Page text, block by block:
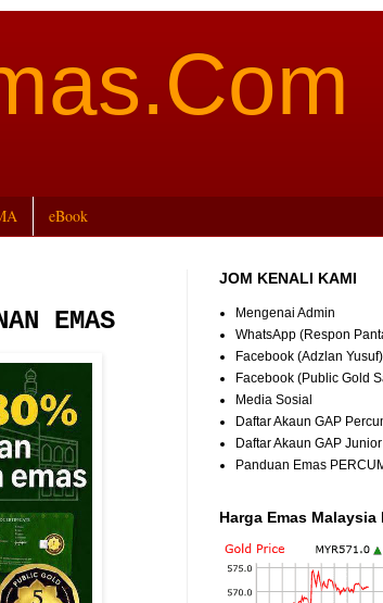
eBook
EMAS
JOM KENALI KAMI
Mengenai Admin
WhatsApp (Respon
Facebook (Adzlan Yusuf)
Facebook (Public Gold
Media Sosial
Daftar Akaun GAP
Daftar Akaun GAP
Panduan Emas
Harga Emas Malaysia